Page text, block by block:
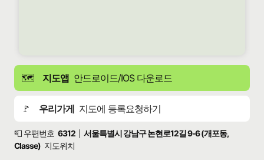
🗺️ 지도앱 안드로이드/IOS 다운로드
🚩 우리가게 지도에 등록요청하기
📮 우편번호 6312
서울특별시 강남구 논현로12길 9-6 (개포동,
Classe) 지도위치